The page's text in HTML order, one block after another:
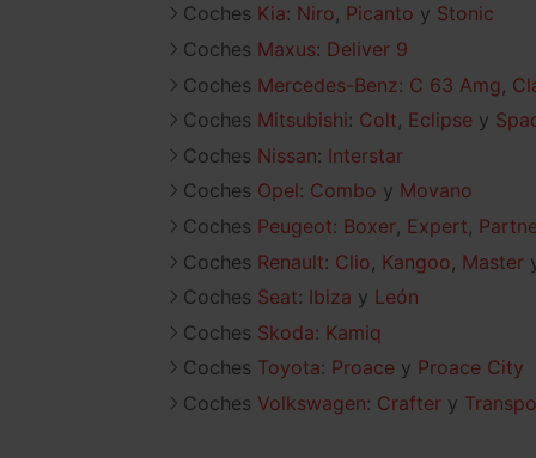
Coches Kia: Niro Picanto
Stonic
Coches Maxus: Deliver 9
Coches Mercedes-Benz: C 63 Amg
Coches Mitsubishi: Colt Eclipse
Coches Nissan: Interstar
Coches Opel: Combo
Movano
Coches Peugeot: Boxer Expert
Coches Renault: Clio Kangoo Master
Coches Seat: Ibiza
León
Coches Skoda: Kamiq
Coches Toyota: Proace
Proace City
Coches Volkswagen: Crafter